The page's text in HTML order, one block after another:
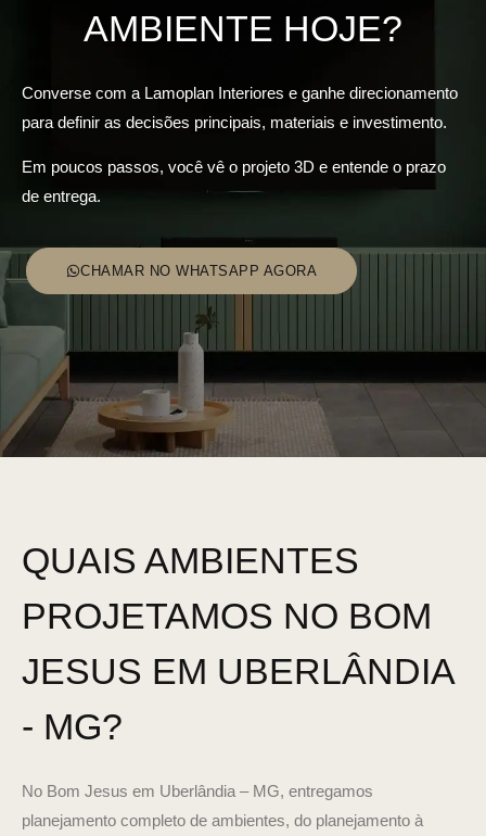
AMBIENTE HOJE?
Converse com a Lamoplan Interiores e ganhe direcionamento
para definir as decisões principais, materiais e investimento.
Em poucos passos, você vê o projeto 3D e entende o prazo
de entrega.
CHAMAR NO WHATSAPP AGORA
QUAIS AMBIENTES
PROJETAMOS NO BOM
JESUS EM UBERLÂNDIA
- MG?
No Bom Jesus em Uberlândia – MG, entregamos
planejamento completo de ambientes, do planejamento à